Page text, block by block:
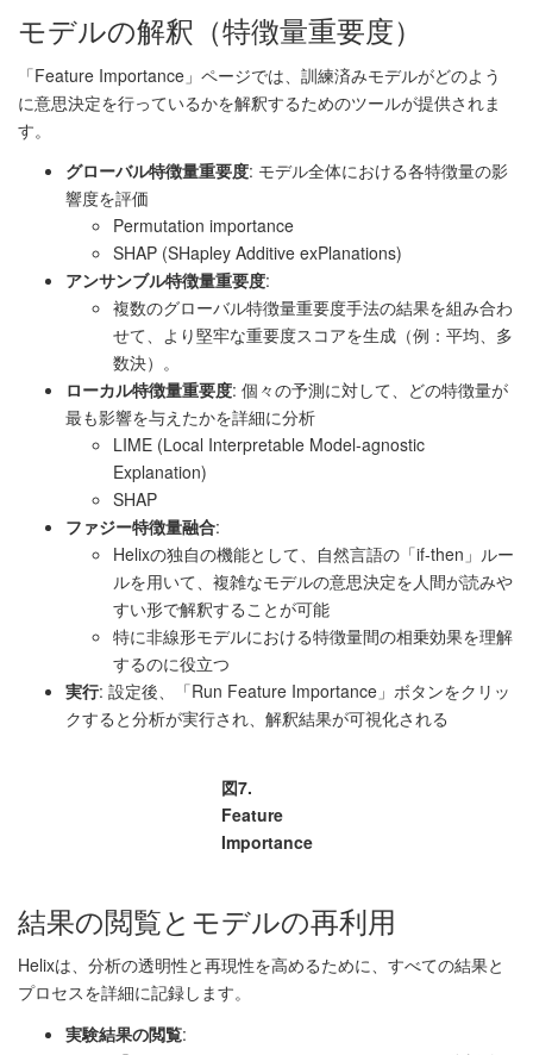
モデルの解釈（特徴量重要度）
「Feature Importance」ページでは、訓練済みモデルがどのよう
に意思決定を行っているかを解釈するためのツールが提供されま
す。
グローバル特徴量重要度: モデル全体における各特徴量の影
響度を評価
Permutation importance
SHAP (SHapley Additive exPlanations)
アンサンブル特徴量重要度:
複数のグローバル特徴量重要度手法の結果を組み合わ
せて、より堅牢な重要度スコアを生成（例：平均、多
数決）。
ローカル特徴量重要度: 個々の予測に対して、どの特徴量が
最も影響を与えたかを詳細に分析
LIME (Local Interpretable Model-agnostic
Explanation)
SHAP
ファジー特徴量融合:
Helixの独自の機能として、自然言語の「if-then」ルー
ルを用いて、複雑なモデルの意思決定を人間が読みや
すい形で解釈することが可能
特に非線形モデルにおける特徴量間の相乗効果を理解
するのに役立つ
実行: 設定後、「Run Feature Importance」ボタンをクリッ
クすると分析が実行され、解釈結果が可視化される
図7.
Feature
Importance
結果の閲覧とモデルの再利用
Helixは、分析の透明性と再現性を高めるために、すべての結果と
プロセスを詳細に記録します。
実験結果の閲覧: